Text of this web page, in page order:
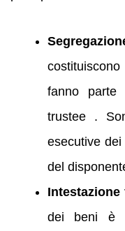
fanno parte
trustee .
esecutive
del
dei beni è